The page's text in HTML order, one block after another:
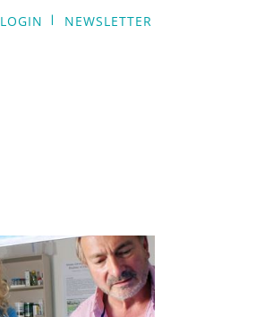
LOGIN NEWSLETTER